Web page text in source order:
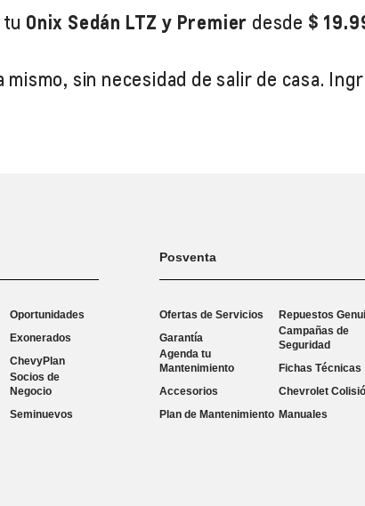
Onix Sedán LTZ y Premier desde $
mismo, sin necesidad de salir de casa.